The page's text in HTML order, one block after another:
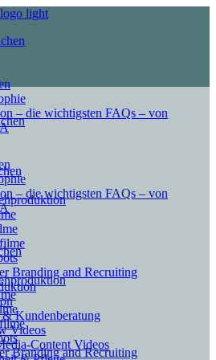
– die wichtigsten FAQs – von
Branding and Recruiting
& Kundenberatung
Videos
Content Videos
– die wichtigsten FAQs – von
Branding and Recruiting